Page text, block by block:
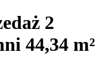
2
44,34 m²